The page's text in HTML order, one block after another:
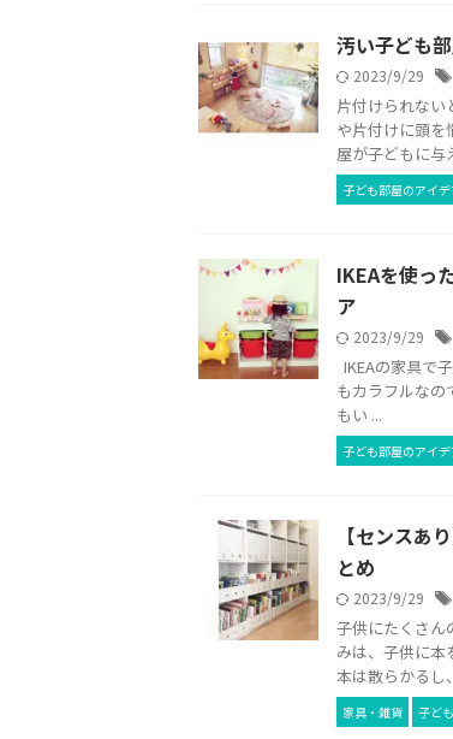
汚い子ども
2023/9/29
片付けられない
や片付けに頭を
屋が子どもに与
子ども部屋のアイデ
IKEAを使っ
ア
2023/9/29
IKEAの家具で
もカラフルなの
もい ...
子ども部屋のアイデ
【センスあ
とめ
2023/9/29
子供にたくさん
みは、子供に本
本は散らかるし
家具・雑貨 子ど